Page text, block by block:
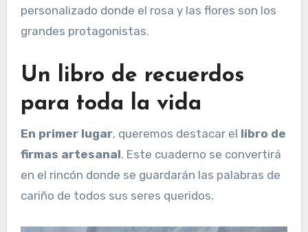
personalizado donde el rosa y las flores son los
grandes protagonistas.
Un libro de recuerdos
para toda la vida
En primer lugar, queremos destacar el libro de
firmas artesanal. Este cuaderno se convertirá
en el rincón donde se guardarán las palabras de
cariño de todos sus seres queridos.